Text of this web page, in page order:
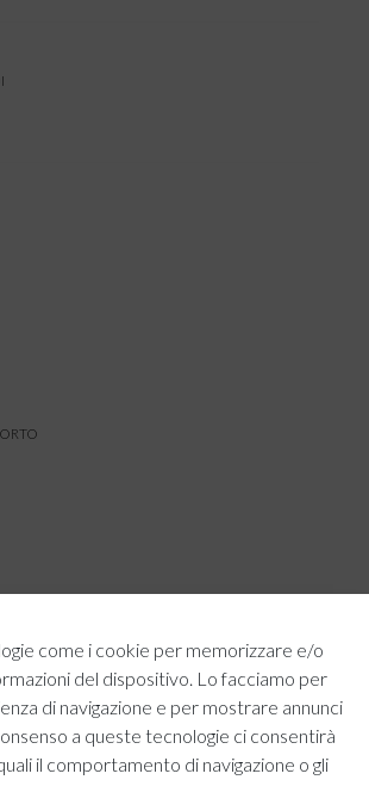
come i cookie per memorizzare e/o
del dispositivo. Lo facciamo per
di navigazione e per mostrare annunci
a queste tecnologie ci consentirà
il comportamento di navigazione o gli